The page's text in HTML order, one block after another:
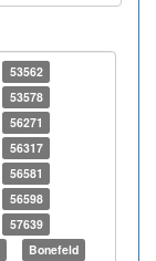
53562
53578
56271
56317
56581
56598
57639
Bonefeld